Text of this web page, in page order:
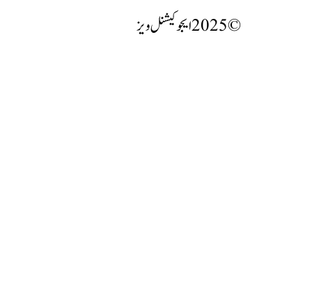
© 2025 ایجوکیشنل ویز